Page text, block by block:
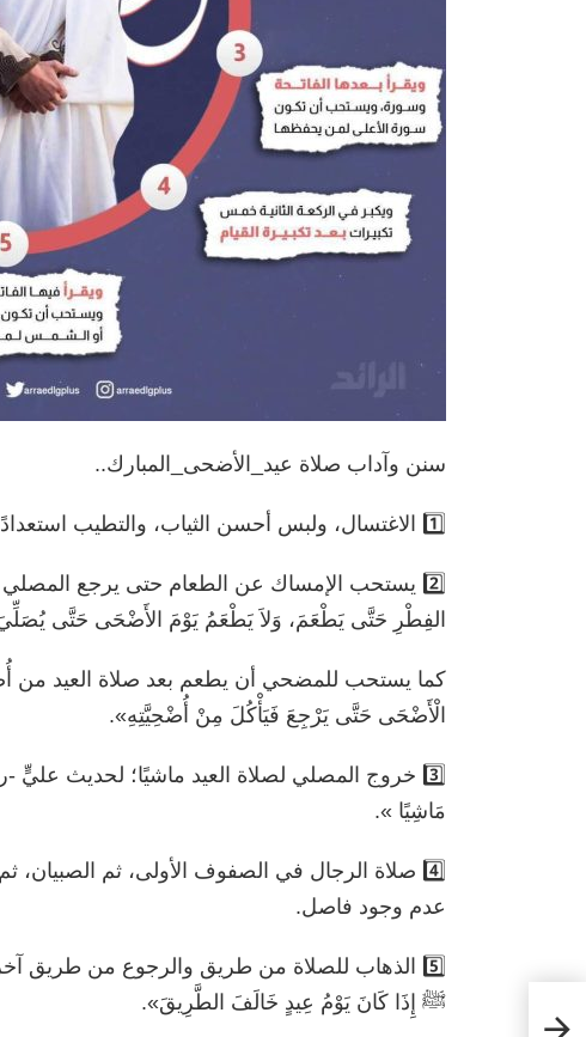
سنن وآداب صلاة عيد_الأضحى_المبارك..
1️⃣ الاغتسال، ولبس أحسن الثياب، والتطيب استعدادًا لصلاة العيد.
2️⃣ يستحب الإمساك عن الطعام حتى يرجع
الفِطْرِ حَتَّى يَطْعَمَ، وَلاَ يَطْعَمُ يَوْمَ الأَضْحَى حَتَّى
كما يستحب للمضحي أن يطعم بعد صلاة العيد من
الْأَضْحَى حَتَّى يَرْجِعَ فَيَأْكُلَ مِنْ أُضْحِيَّتِهِ».
3️⃣ خروج المصلي لصلاة العيد ماشيًا؛ لحديث
مَاشِيًا ».
4️⃣ صلاة الرجال في الصفوف الأولى، ثم
عدم وجود فاصل.
5️⃣ الذهاب للصلاة من طريق والرجوع من طريق
ﷺ إِذَا كَانَ يَوْمُ عِيدٍ خَالَفَ الطَّرِيقَ».